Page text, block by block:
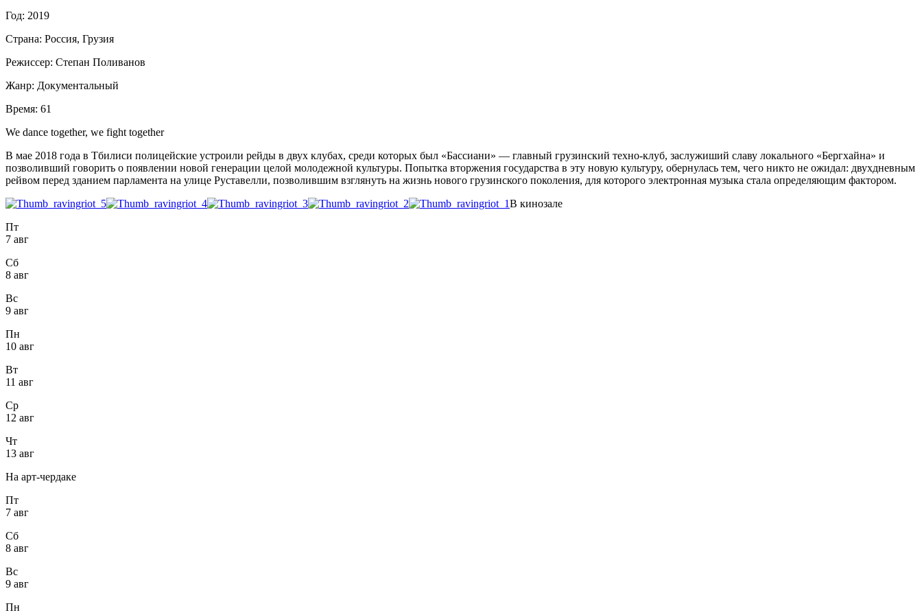
Год: 2019
Страна: Россия, Грузия
Режиссер: Степан Поливанов
Жанр: Документальный
Время: 61
We dance together, we fight together
В мае 2018 года в Тбилиси полицейские устроили рейды в двух клубах, среди которых был «Бассиани» — главный грузинский техно-клуб, заслужиший славу локального «Бергхайна» и
позволивший говорить о появлении новой генерации целой молодежной культуры. Попытка вторжения государства в эту новую культуру, обернулась тем, чего никто не ожидал: двухдневным
рейвом перед зданием парламента на улице Руставелли, позволившим взглянуть на жизнь нового грузинского поколения, для которого электронная музыка стала определяющим фактором.
В кинозале
Пт
7 авг
Сб
8 авг
Вс
9 авг
Пн
10 авг
Вт
11 авг
Ср
12 авг
Чт
13 авг
На арт-чердаке
Пт
7 авг
Сб
8 авг
Вс
9 авг
Пн